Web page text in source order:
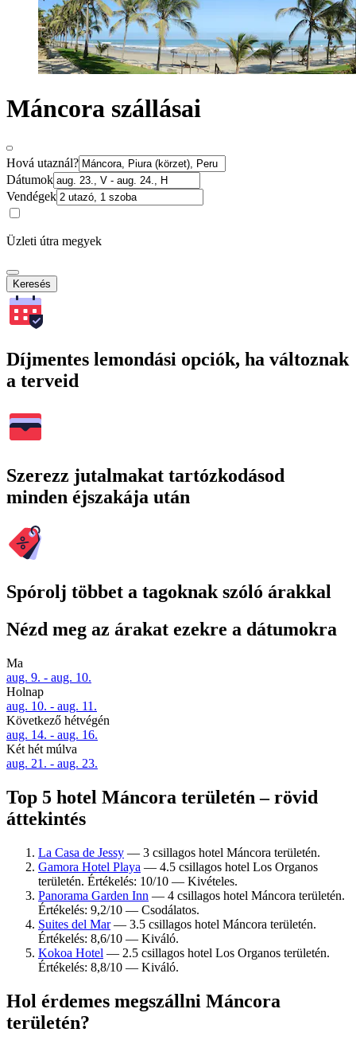
Máncora szállásai
Hová utaznál?
Dátumok
Vendégek
Üzleti útra megyek
Keresés
Díjmentes lemondási opciók, ha változnak
a terveid
Szerezz jutalmakat tartózkodásod
minden éjszakája után
Spórolj többet a tagoknak szóló árakkal
Nézd meg az árakat ezekre a dátumokra
Ma
aug. 9. - aug. 10.
Holnap
aug. 10. - aug. 11.
Következő hétvégén
aug. 14. - aug. 16.
Két hét múlva
aug. 21. - aug. 23.
Top 5 hotel Máncora területén – rövid
áttekintés
La Casa de Jessy — 3 csillagos hotel Máncora területén.
Gamora Hotel Playa — 4.5 csillagos hotel Los Organos
területén. Értékelés: 10/10 — Kivételes.
Panorama Garden Inn — 4 csillagos hotel Máncora területén.
Értékelés: 9,2/10 — Csodálatos.
Suites del Mar— 3.5 csillagos hotel Máncora területén.
Értékelés: 8,6/10 — Kiváló.
Kokoa Hotel — 2.5 csillagos hotel Los Organos területén.
Értékelés: 8,8/10 — Kiváló.
Hol érdemes megszállni Máncora
területén?